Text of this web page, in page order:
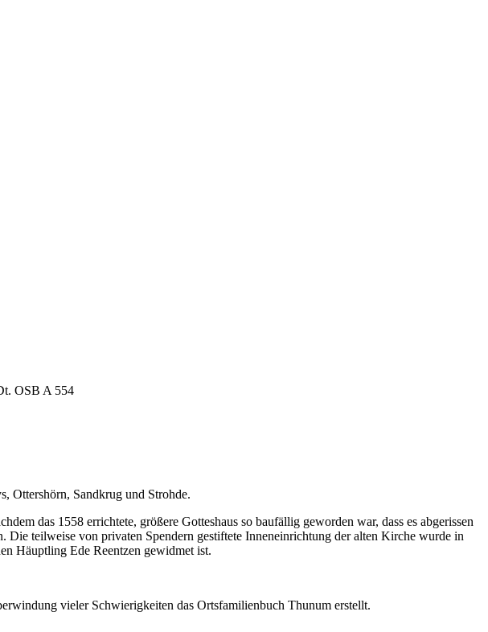
OSB A 554
Ottershörn, Sandkrug und Strohde.
das 1558 errichtete, größere Gotteshaus so baufällig geworden war, dass es abgerissen
teilweise von privaten Spendern gestiftete Inneneinrichtung der alten Kirche wurde in
Häuptling Ede Reentzen gewidmet ist.
vieler Schwierigkeiten das Ortsfamilienbuch Thunum erstellt.